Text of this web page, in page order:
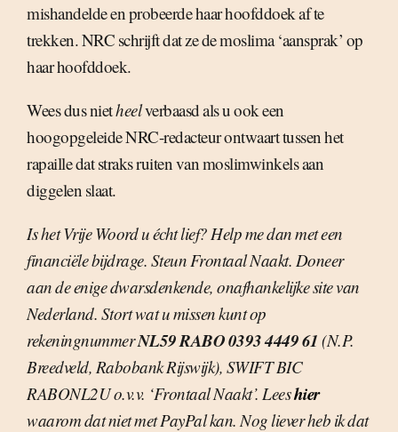
mishandelde en probeerde haar hoofddoek af te
trekken. NRC schrijft dat ze de moslima ‘aansprak’ op
haar hoofddoek.
Wees dus nietheelverbaasd als u ook een
hoogopgeleide NRC-redacteur ontwaart tussen het
rapaille dat straks ruiten van moslimwinkels aan
diggelen slaat.
Is het Vrije Woord u écht lief? Help me dan met een
financiële bijdrage. Steun Frontaal Naakt. Doneer
aan de enige dwarsdenkende, onafhankelijke site van
Nederland. Stort wat u missen kunt op
rekeningnummerNL59 RABO 0393 4449 61 (N.P.
Breedveld, Rabobank Rijswijk), SWIFT BIC
RABONL2U o.v.v. ‘Frontaal Naakt’. Leeshier
waarom dat niet met PayPal kan. Nog liever heb ik dat